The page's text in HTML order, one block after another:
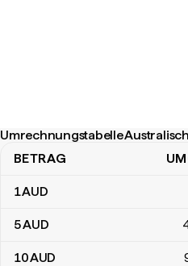
Umrechnungstabelle
Umrechnungstabelle Australische
BETRAG
1AUD
5AUD
10AUD